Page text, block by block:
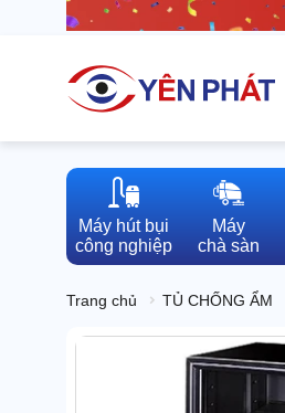
Máy hút bụi
công nghiệp
Máy
chà sàn
Trang chủ TỦ CHỐNG ẨM